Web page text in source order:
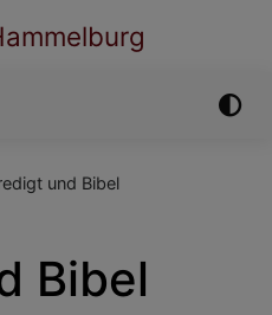
und Bibel
Bibel